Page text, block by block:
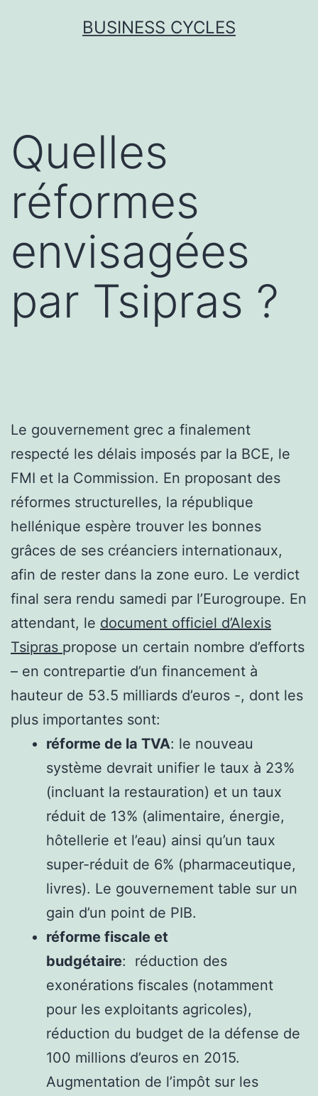
BUSINESS CYCLES
Quelles
réformes
envisagées
par Tsipras ?
Le gouvernement grec a finalement
respecté les délais imposés par la BCE, le
FMI et la Commission. En proposant des
réformes structurelles, la république
hellénique espère trouver les bonnes
grâces de ses créanciers internationaux,
afin de rester dans la zone euro. Le verdict
final sera rendu samedi par l’Eurogroupe. En
attendant, le document officiel d’Alexis
Tsipras propose un certain nombre d’efforts
– en contrepartie d’un financement à
hauteur de 53.5 milliards d’euros -, dont les
plus importantes sont:
réforme de la TVA: le nouveau
système devrait unifier le taux à 23%
(incluant la restauration) et un taux
réduit de 13% (alimentaire, énergie,
hôtellerie et l’eau) ainsi qu’un taux
super-réduit de 6% (pharmaceutique,
livres). Le gouvernement table sur un
gain d’un point de PIB.
réforme fiscale et
budgétaire: réduction des
exonérations fiscales (notamment
pour les exploitants agricoles),
réduction du budget de la défense de
100 millions d’euros en 2015.
Augmentation de l’impôt sur les